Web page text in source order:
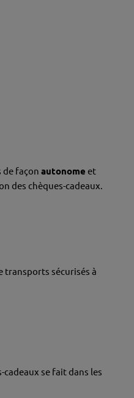
de façon autonome et
des chèques-cadeaux.
transports sécurisés à
cadeaux se fait dans les